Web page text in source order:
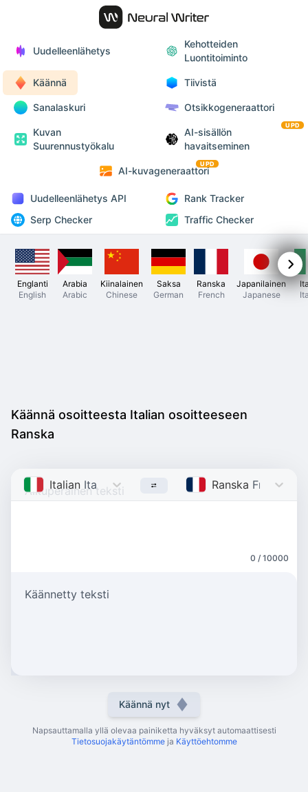
Uudelleenlähetys
Kehotteiden
Luontitoiminto
Käännä Tiivistä
Sanalaskuri Otsikkogeneraattori
Kuvan
Suurennustyökalu
AI-sisällön
havaitseminen
UPD
AI-kuvageneraattori
UPD
Uudelleenlähetys API
Rank Tracker
Serp Checker
Traffic Checker
Englanti
English
Arabia
Arabic
Kiinalainen
Chinese
Saksa
German
Ranska
French
Japanilainen
Japanese
Käännä osoitteesta Italian osoitteeseen
Ranska
Italian Italian Ranska French
0 / 10000
Käännetty teksti
Käännä nyt
Napsauttamalla yllä olevaa painiketta hyväksyt automaattisesti
Tietosuojakäytäntömme ja Käyttöehtomme